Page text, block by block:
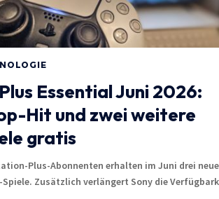
Essential Juni 2026:
Hit und zwei weitere
gratis
Plus-Abonnenten erhalten im Juni drei neue
Spiele. Zusätzlich verlängert Sony die